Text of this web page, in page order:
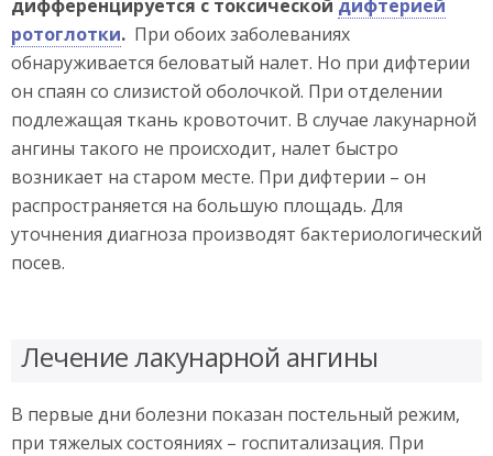
дифференцируется с токсической дифтерией
ротоглотки. При обоих заболеваниях
обнаруживается беловатый налет. Но при дифтерии
он спаян со слизистой оболочкой. При отделении
подлежащая ткань кровоточит. В случае лакунарной
ангины такого не происходит, налет быстро
возникает на старом месте. При дифтерии – он
распространяется на большую площадь. Для
уточнения диагноза производят бактериологический
посев.
Лечение лакунарной ангины
В первые дни болезни показан постельный режим,
при тяжелых состояниях – госпитализация. При